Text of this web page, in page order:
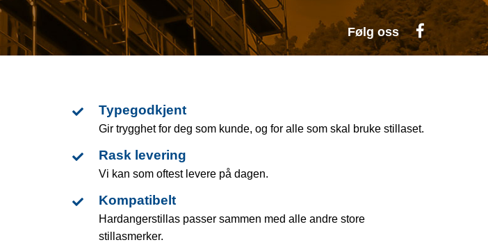
Følg oss
Typegodkjent
Gir trygghet for deg som kunde, og for alle som skal bruke stillaset.
Rask levering
Vi kan som oftest levere på dagen.
Kompatibelt
Hardangerstillas passer sammen med alle andre store
stillasmerker.